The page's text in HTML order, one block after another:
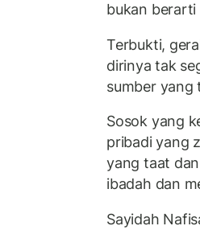
bukan berarti
Terbukti,
dirinya tak
sumber yang
Sosok yang
pribadi yang
yang taat
ibadah dan
Sayidah